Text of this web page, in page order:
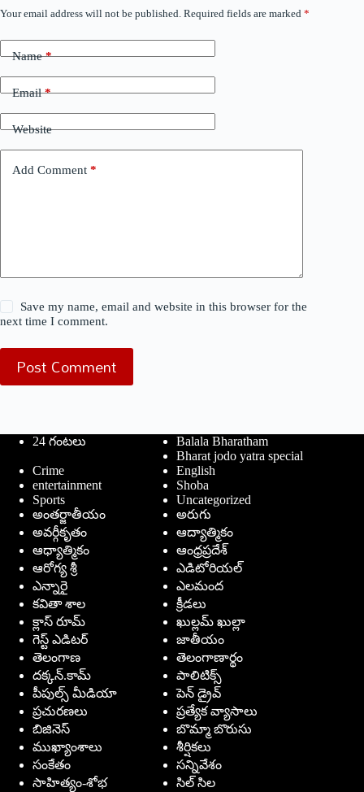
Your email address will not be published. Required fields are marked *
Name*
Email*
Website
Add Comment *
Save my name, email and website in this browser for the
next time I comment.
Post Comment
24 గంటలు
Balala Bharatham
Bharat jodo yatra special
Crime
English
entertainment
Shoba
Sports
Uncategorized
అంతర్జాతీయం
అరుగు
అవర్గీకృతం
ఆద్యాత్మికం
ఆధ్యాత్మికం
ఆంధ్రప్రదేశ్
ఆరోగ్య శ్రీ
ఎడిటోరియల్
ఎన్నారై
ఎలమంద
కవితా శాల
క్రీడలు
క్లాస్ రూమ్
ఖుల్లమ్ ఖుల్లా
గెస్ట్ ఎడిటర్
జాతీయం
తెలంగాణ
తెలంగాణార్థం
దక్కన్.కామ్
పాలిటిక్స్
పీపుల్స్ ‌మీడియా
పెన్ డ్రైవ్
ప్రచురణలు
ప్రత్యేక వ్యాసాలు
బిజినెస్
బొమ్మా బొరుసు
ముఖ్యాంశాలు
శీర్షికలు
సంకేతం
సన్నివేశం
సాహిత్యం-శోభ
సిల్ సిల